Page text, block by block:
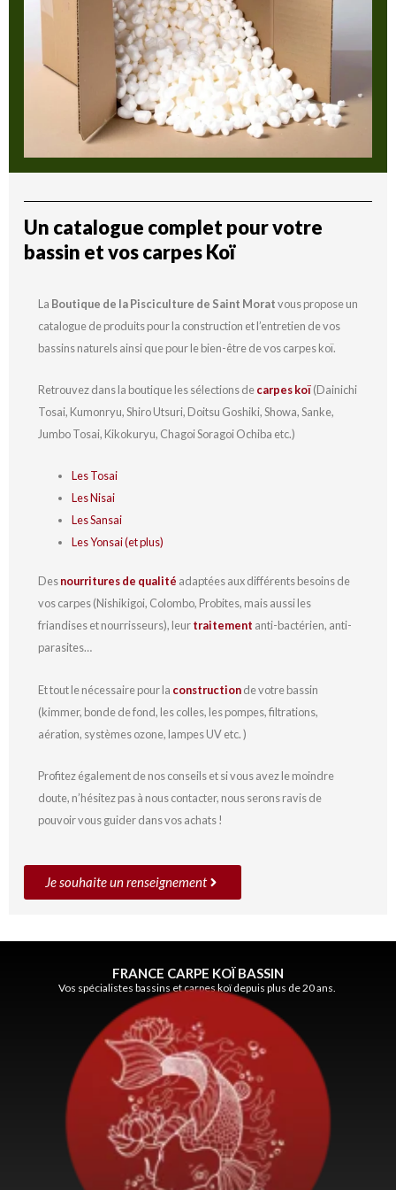
Un catalogue complet pour votre
bassin et vos carpes Koï
La Boutique de la Pisciculture de Saint Moratvous propose un
catalogue de produits pour la construction et l’entretien de vos
bassins naturels ainsi que pour le bien-être de vos carpes koï.
Retrouvez dans la boutique les sélections decarpes koï(Dainichi
Tosai, Kumonryu, Shiro Utsuri, Doitsu Goshiki, Showa, Sanke,
Jumbo Tosai, Kikokuryu, Chagoi Soragoi Ochiba etc.)
Les Tosai
Les Nisai
Les Sansai
Les Yonsai (et plus)
Desnourritures de qualité adaptées aux différents besoins de
vos carpes (Nishikigoi, Colombo, Probites, mais aussi les
friandises et nourrisseurs), leurtraitement anti-bactérien, anti-
parasites…
Et tout le nécessaire pour la constructionde votre bassin
(kimmer, bonde de fond, les colles, les pompes, filtrations,
aération, systèmes ozone, lampes UV etc. )
Profitez également de nos conseils et si vous avez le moindre
doute, n’hésitez pas à nous contacter, nous serons ravis de
pouvoir vous guider dans vos achats !
Je souhaite un renseignement
FRANCE CARPE KOÏ BASSIN
Vos spécialistes bassins et carpes koï depuis plus de 20 ans.